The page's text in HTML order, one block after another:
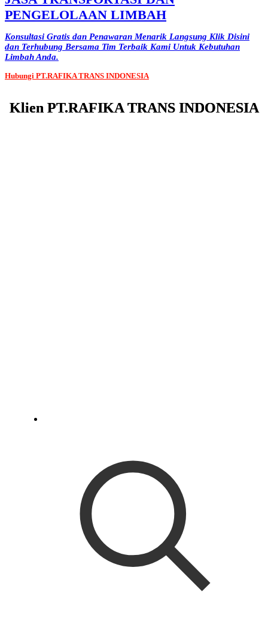
PENGELOLAAN LIMBAH
Konsultasi Gratis dan Penawaran Menarik Langsung Klik Disini
dan Terhubung Bersama Tim Terbaik Kami Untuk Kebutuhan
Limbah Anda.
Hubungi PT.RAFIKA TRANS INDONESIA
Klien PT.RAFIKA TRANS INDONESIA